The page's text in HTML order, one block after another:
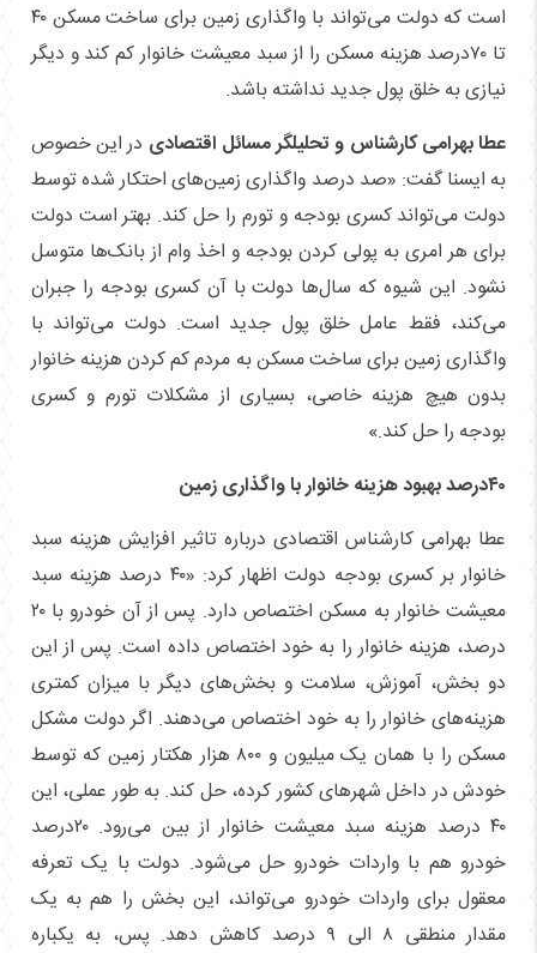
است که دولت می‌تواند با واگذاری زمین برای ساخت مسکن ۴۰
تا ۷۰درصد هزینه مسکن را از سبد معیشت خانوار کم کند و دیگر
نیازی به خلق پول جدید نداشته باشد.
عطا بهرامی کارشناس و تحلیلگر مسائل اقتصادی در این خصوص
به ایسنا گفت: «صد درصد واگذاری زمین‌های احتکار شده توسط
دولت می‌تواند کسری بودجه و تورم را حل کند. بهتر است دولت
برای هر امری به پولی کردن بودجه و اخذ وام از بانک‌ها متوسل
نشود. این شیوه که سال‌ها دولت با آن کسری بودجه را جبران
می‌کند، فقط عامل خلق پول جدید است. دولت می‌تواند با
واگذاری زمین برای ساخت مسکن به مردم کم کردن هزینه خانوار
بدون هیچ هزینه خاصی، بسیاری از مشکلات تورم و کسری
بودجه را حل کند.»
۴۰درصد بهبود هزینه خانوار با واگذاری زمین
عطا بهرامی کارشناس اقتصادی درباره تاثیر افزایش هزینه سبد
خانوار بر کسری بودجه دولت اظهار کرد: «۴۰ درصد هزینه سبد
معیشت خانوار به مسکن اختصاص دارد. پس از آن خودرو با ۲۰
درصد، هزینه خانوار را به خود اختصاص داده است. پس از این
دو بخش، آموزش، سلامت و بخش‌های دیگر با میزان کمتری
هزینه‌های خانوار را به خود اختصاص می‌دهند. اگر دولت مشکل
مسکن را با همان یک میلیون و ۸۰۰ هزار هکتار زمین که توسط
خودش در داخل شهرهای کشور کرده، حل کند. به طور عملی، این
۴۰ درصد هزینه سبد معیشت خانوار از بین می‌رود. ۲۰درصد
خودرو هم با واردات خودرو حل می‌شود. دولت با یک تعرفه
معقول برای واردات خودرو می‌تواند، این بخش را هم به یک
مقدار منطقی ۸ الی ۹ درصد کاهش دهد. پس، به یکباره